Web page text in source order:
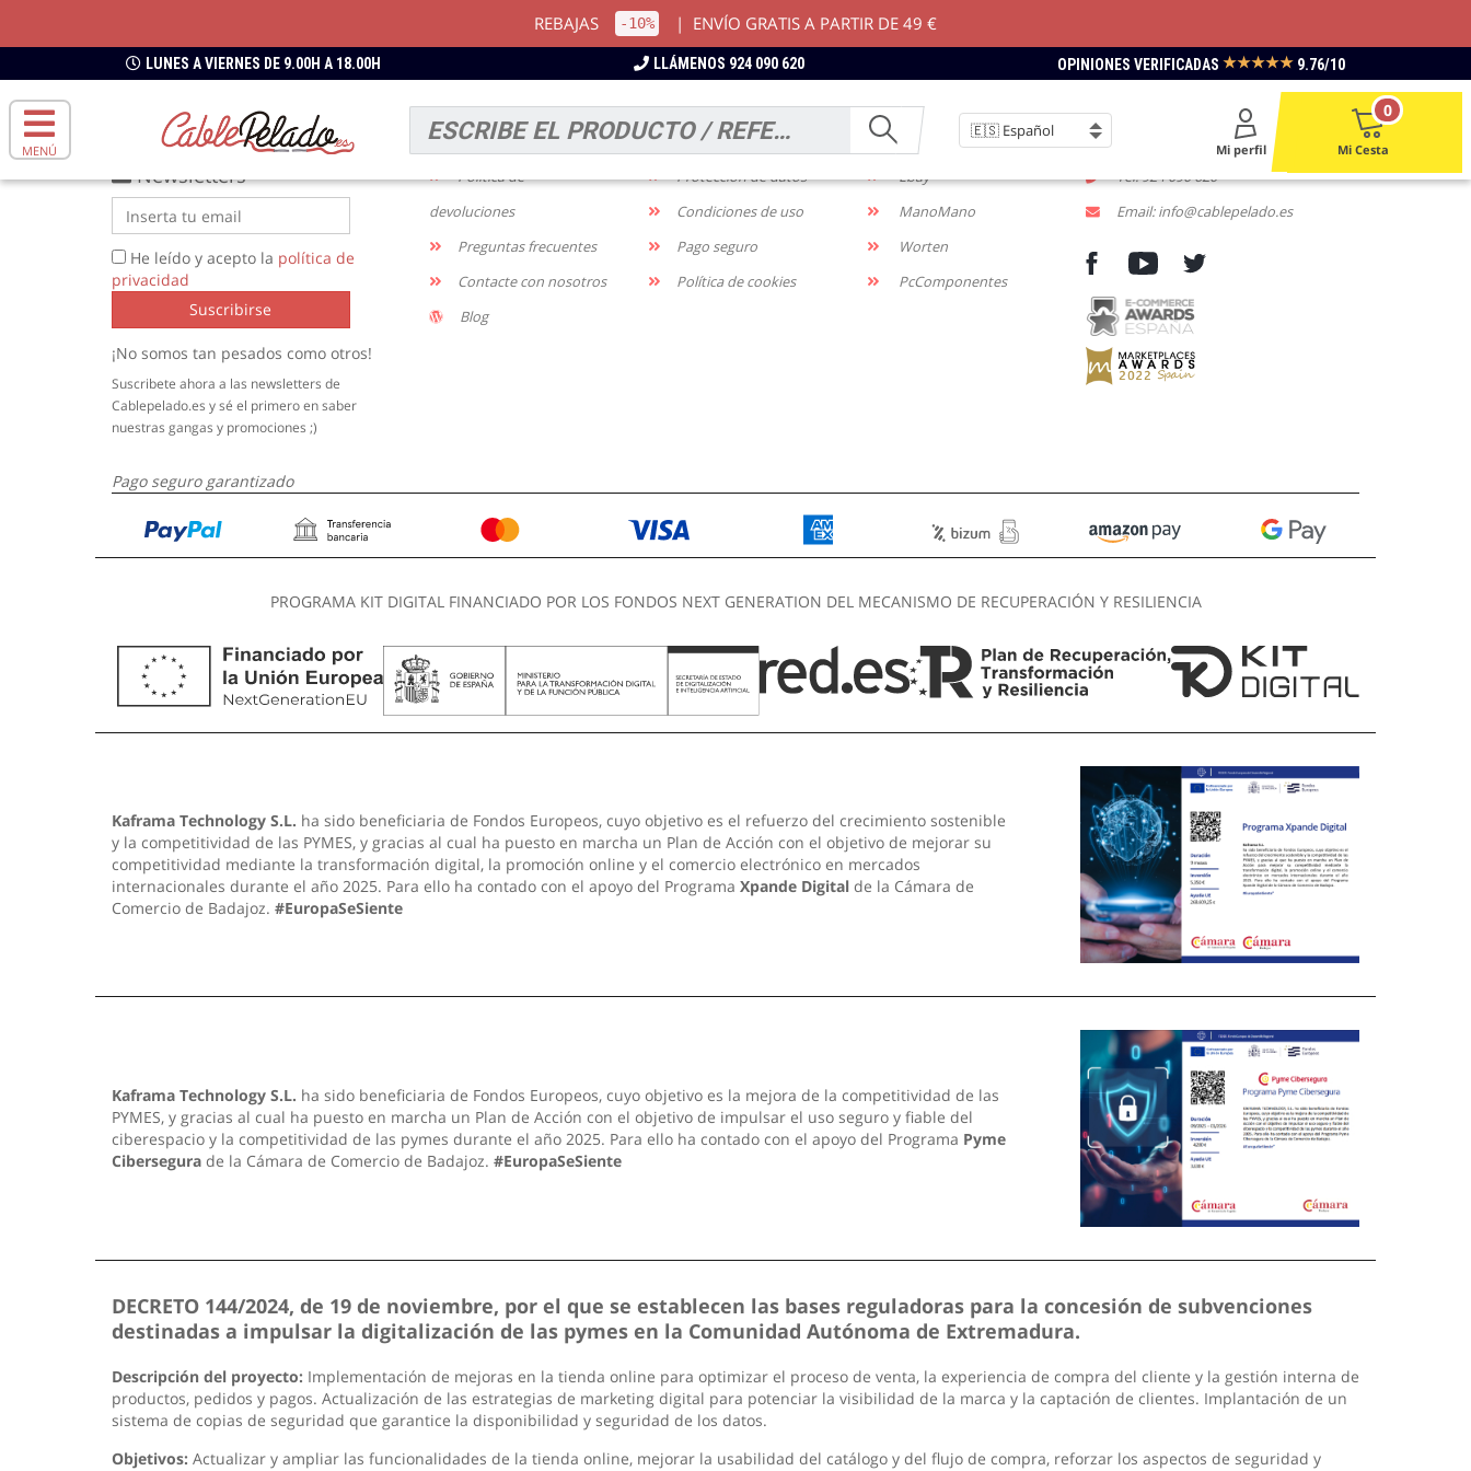
REBAJAS -10% | ENVÍO GRATIS A PARTIR DE 49 €
LUNES A VIERNES DE 9.00H A 18.00H LLÁMENOS 924 090 620 OPINIONES VERIFICADAS ★★★★★ 9.76/10
MENÚ Mi perfil Mi Cesta
0
Newsletters
He leído y acepto la política de
privacidad
Suscribirse
¡No somos tan pesados como otros!
Suscribete ahora a las newsletters de
Cablepelado.es y sé el primero en saber
nuestras gangas y promociones ;)
INFORMACIÓN
Envíos y devoluciones
Política de
devoluciones
Preguntas frecuentes
Contacte con nosotros
Blog
NOTIFICACIONES
Aviso legal
Protección de datos
Condiciones de uso
Pago seguro
Política de cookies
MARKETPLACE
Amazon
Ebay
ManoMano
Worten
PcComponentes
CONTACTENOS
Tel: 924 090 620
Email: info@cablepelado.es
Pago seguro garantizado
PROGRAMA KIT DIGITAL FINANCIADO POR LOS FONDOS NEXT GENERATION DEL MECANISMO DE RECUPERACIÓN Y RESILIENCIA
Kaframa Technology S.L. ha sido beneficiaria de Fondos Europeos, cuyo objetivo es el refuerzo del crecimiento sostenible
y la competitividad de las PYMES, y gracias al cual ha puesto en marcha un Plan de Acción con el objetivo de mejorar su
competitividad mediante la transformación digital, la promoción online y el comercio electrónico en mercados
internacionales durante el año 2025. Para ello ha contado con el apoyo del Programa Xpande Digital de la Cámara de
Comercio de Badajoz. #EuropaSeSiente
Kaframa Technology S.L. ha sido beneficiaria de Fondos Europeos, cuyo objetivo es la mejora de la competitividad de las
PYMES, y gracias al cual ha puesto en marcha un Plan de Acción con el objetivo de impulsar el uso seguro y fiable del
ciberespacio y la competitividad de las pymes durante el año 2025. Para ello ha contado con el apoyo del Programa Pyme
Cibersegura de la Cámara de Comercio de Badajoz. #EuropaSeSiente
DECRETO 144/2024, de 19 de noviembre, por el que se establecen las bases reguladoras para la concesión de subvenciones
destinadas a impulsar la digitalización de las pymes en la Comunidad Autónoma de Extremadura.
Descripción del proyecto: Implementación de mejoras en la tienda online para optimizar el proceso de venta, la experiencia de compra del cliente y la gestión interna de
productos, pedidos y pagos. Actualización de las estrategias de marketing digital para potenciar la visibilidad de la marca y la captación de clientes. Implantación de un
sistema de copias de seguridad que garantice la disponibilidad y seguridad de los datos.
Objetivos: Actualizar y ampliar las funcionalidades de la tienda online, mejorar la usabilidad del catálogo y del flujo de compra, reforzar los aspectos de seguridad y